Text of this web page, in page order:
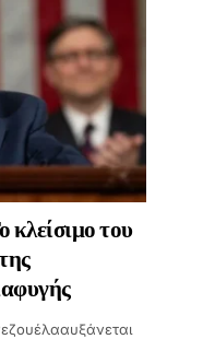
κλείσιμο του